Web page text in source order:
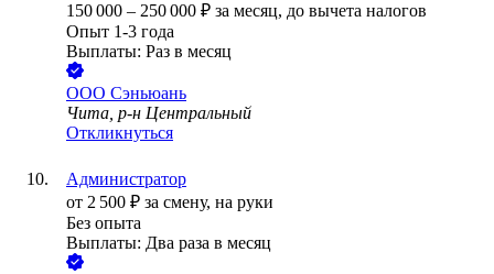
150 000 – 250 000 ₽ за месяц, до вычета налогов
Опыт 1-3 года
Выплаты: Раз в месяц
ООО Сэньюань
Чита, р-н Центральный
Откликнуться
Администратор
от 2 500 ₽ за смену, на руки
Без опыта
Выплаты: Два раза в месяц